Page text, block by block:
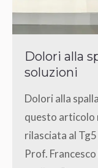
Dolori alla
soluzioni
Dolori alla
questo articolo
rilasciata al
Prof.